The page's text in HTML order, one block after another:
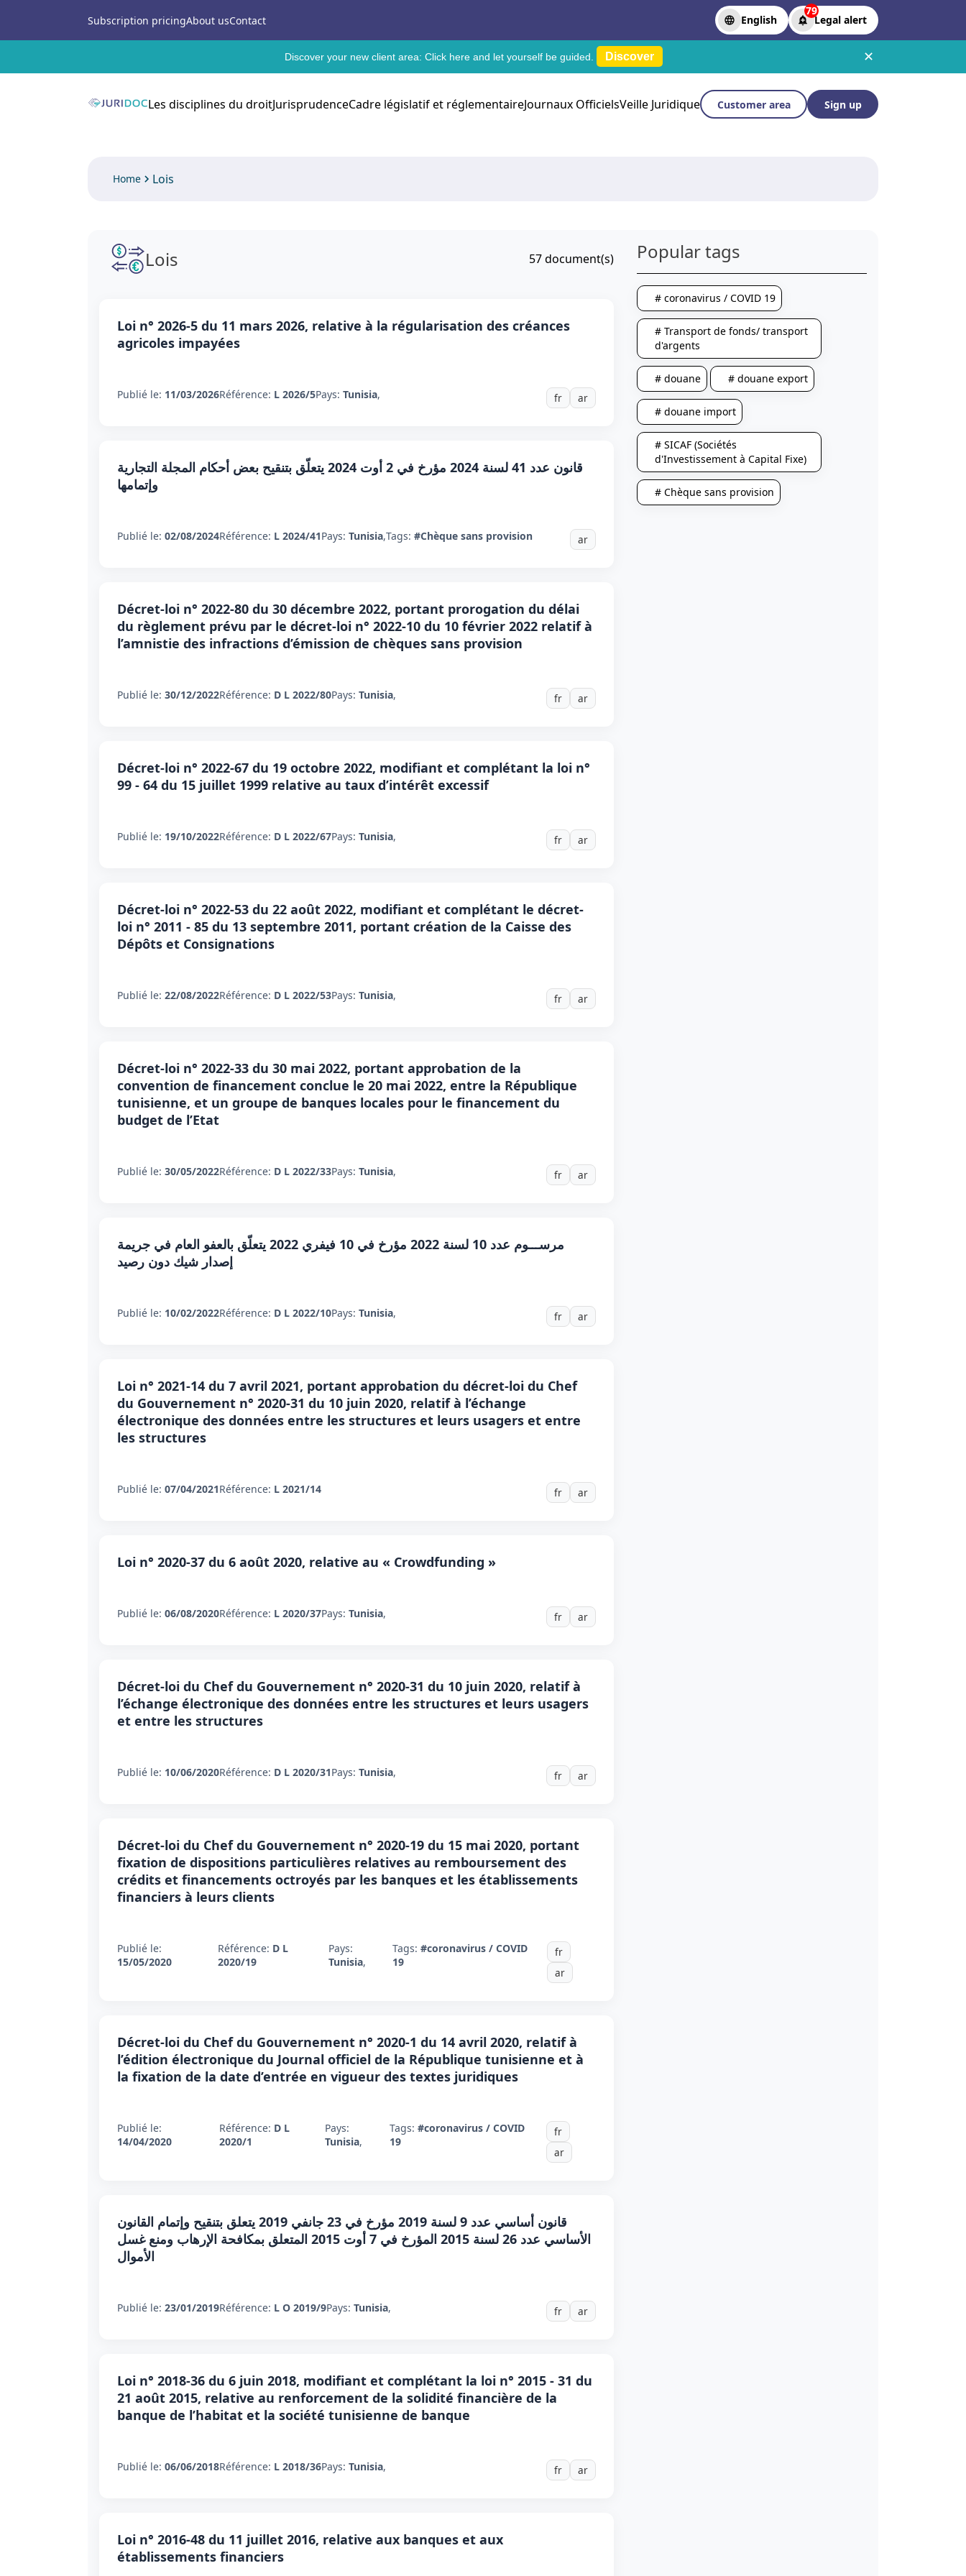
Subscription pricingAbout usContact English
79
Legal alert
Discover your new client area: Click here and let yourself be guided. Discover ✕
Les disciplines du droitJurisprudenceCadre législatif et réglementaireJournaux OfficielsVeille Juridique Customer area Sign up
Home Lois
Lois 57document(s)
Loi n° 2026-5 du 11 mars 2026, relative à la régularisation des créances
agricoles impayées
Publié le: 11/03/2026Référence: L 2026/5Pays: Tunisia, fr ar
قانون عدد 41 لسنة 2024 مؤرخ في 2 أوت 2024 يتعلّق بتنقيح بعض أحكام المجلة التجارية
وإتمامها
Publié le: 02/08/2024Référence: L 2024/41Pays: Tunisia,Tags: #Chèque sans provision ar
Décret-loi n° 2022-80 du 30 décembre 2022, portant prorogation du délai
du règlement prévu par le décret-loi n° 2022-10 du 10 février 2022 relatif à
l’amnistie des infractions d’émission de chèques sans provision
Publié le: 30/12/2022Référence: D L 2022/80Pays: Tunisia, fr ar
Décret-loi n° 2022-67 du 19 octobre 2022, modifiant et complétant la loi n°
99 - 64 du 15 juillet 1999 relative au taux d’intérêt excessif
Publié le: 19/10/2022Référence: D L 2022/67Pays: Tunisia, fr ar
Décret-loi n° 2022-53 du 22 août 2022, modifiant et complétant le décret-
loi n° 2011 - 85 du 13 septembre 2011, portant création de la Caisse des
Dépôts et Consignations
Publié le: 22/08/2022Référence: D L 2022/53Pays: Tunisia, fr ar
Décret-loi n° 2022-33 du 30 mai 2022, portant approbation de la
convention de financement conclue le 20 mai 2022, entre la République
tunisienne, et un groupe de banques locales pour le financement du
budget de l’Etat
Publié le: 30/05/2022Référence: D L 2022/33Pays: Tunisia, fr ar
مرســـوم عدد 10 لسنة 2022 مؤرخ في 10 فيفري 2022 يتعلّق بالعفو العام في جريمة
إصدار شيك دون رصيد
Publié le: 10/02/2022Référence: D L 2022/10Pays: Tunisia, fr ar
Loi n° 2021-14 du 7 avril 2021, portant approbation du décret-loi du Chef
du Gouvernement n° 2020-31 du 10 juin 2020, relatif à l’échange
électronique des données entre les structures et leurs usagers et entre
les structures
Publié le: 07/04/2021Référence: L 2021/14 fr ar
Loi n° 2020-37 du 6 août 2020, relative au « Crowdfunding »
Publié le: 06/08/2020Référence: L 2020/37Pays: Tunisia, fr ar
Décret-loi du Chef du Gouvernement n° 2020-31 du 10 juin 2020, relatif à
l’échange électronique des données entre les structures et leurs usagers
et entre les structures
Publié le: 10/06/2020Référence: D L 2020/31Pays: Tunisia, fr ar
Décret-loi du Chef du Gouvernement n° 2020-19 du 15 mai 2020, portant
fixation de dispositions particulières relatives au remboursement des
crédits et financements octroyés par les banques et les établissements
financiers à leurs clients
Publié le:
15/05/2020
Référence: D L
2020/19
Pays:
Tunisia,
Tags: #coronavirus / COVID
19
fr
ar
Décret-loi du Chef du Gouvernement n° 2020-1 du 14 avril 2020, relatif à
l’édition électronique du Journal officiel de la République tunisienne et à
la fixation de la date d’entrée en vigueur des textes juridiques
Publié le:
14/04/2020
Référence: D L
2020/1
Pays:
Tunisia,
Tags:#coronavirus / COVID
19
fr
ar
قانون أساسي عدد 9 لسنة 2019 مؤرخ في 23 جانفي 2019 يتعلق بتنقيح وإتمام القانون
الأساسي عدد 26 لسنة 2015 المؤرخ في 7 أوت 2015 المتعلق بمكافحة الإرهاب ومنع غسل
الأموال
Publié le: 23/01/2019Référence: L O 2019/9Pays: Tunisia, fr ar
Loi n° 2018-36 du 6 juin 2018, modifiant et complétant la loi n° 2015 - 31 du
21 août 2015, relative au renforcement de la solidité financière de la
banque de l’habitat et la société tunisienne de banque
Publié le: 06/06/2018Référence: L 2018/36Pays: Tunisia, fr ar
Loi n° 2016-48 du 11 juillet 2016, relative aux banques et aux
établissements financiers
Popular tags
# coronavirus / COVID 19
# Transport de fonds/ transport
d'argents
# douane # douane export
# douane import
# SICAF (Sociétés
d'Investissement à Capital Fixe)
# Chèque sans provision